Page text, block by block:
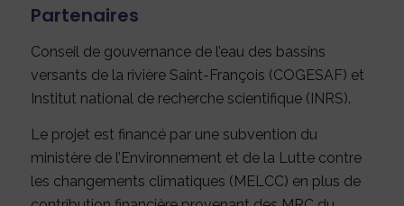
Partenaires
Conseil de gouvernance de l’eau des bassins
versants de la rivière Saint-François (COGESAF) et
Institut national de recherche scientifique (INRS).
Le projet est financé par une subvention du
ministère de l’Environnement et de la Lutte contre
les changements climatiques (MELCC) en plus de